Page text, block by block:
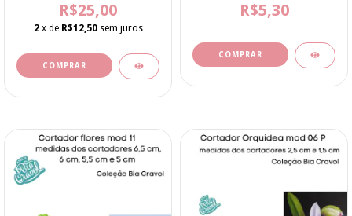
Cravol
R$25,00
2 x de R$12,50 sem juros
R$5,30